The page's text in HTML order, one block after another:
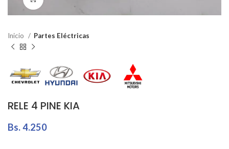
Inicio Partes Eléctricas
RELE 4 PINE KIA
Bs.4.250